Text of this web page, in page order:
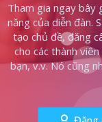
Tham gia ngay bây
năng của diễn đàn.
tạo chủ đề, đăng
cho các thành
bạn, v.v. Nó cũng